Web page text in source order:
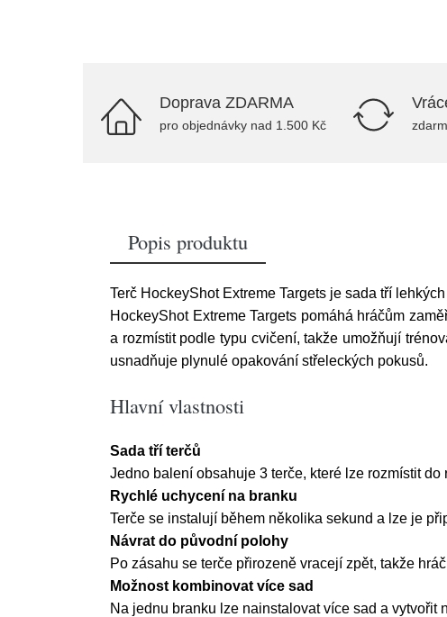
Doprava ZDARMA
pro objednávky nad 1.500 Kč
Popis produktu
Terč HockeyShot Extreme Targets je sada tří
HockeyShot Extreme Targets pomáhá hráčům
a rozmístit podle typu cvičení, takže umožňují
usnadňuje plynulé opakování střeleckých pokusů.
Hlavní vlastnosti
Sada tří terčů
Jedno balení obsahuje 3 terče, které lze rozmístit
Rychlé uchycení na branku
Terče se instalují během několika sekund a lze je
Návrat do původní polohy
Po zásahu se terče přirozeně vracejí zpět, takže
Možnost kombinovat více sad
Na jednu branku lze nainstalovat více sad a